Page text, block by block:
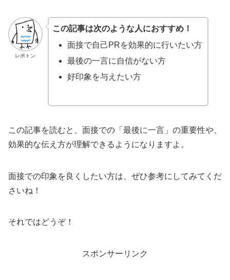
レポトン
この記事は次のような人におすすめ！
面接で自己PRを効果的に行いたい方
最後の一言に自信がない方
好印象を与えたい方
この記事を読むと、面接での「最後に一言」の重要性や、
効果的な伝え方が理解できるようになりますよ。
面接での印象を良くしたい方は、ぜひ参考にしてみてくだ
さいね！
それではどうぞ！
スポンサーリンク